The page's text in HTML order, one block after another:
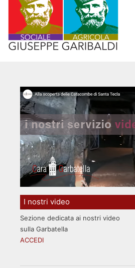
I nostri video
Sezione dedicata ai nostri video
sulla Garbatella
ACCEDI